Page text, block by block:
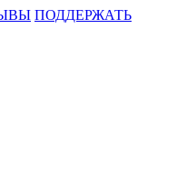
ПОДДЕРЖАТЬ